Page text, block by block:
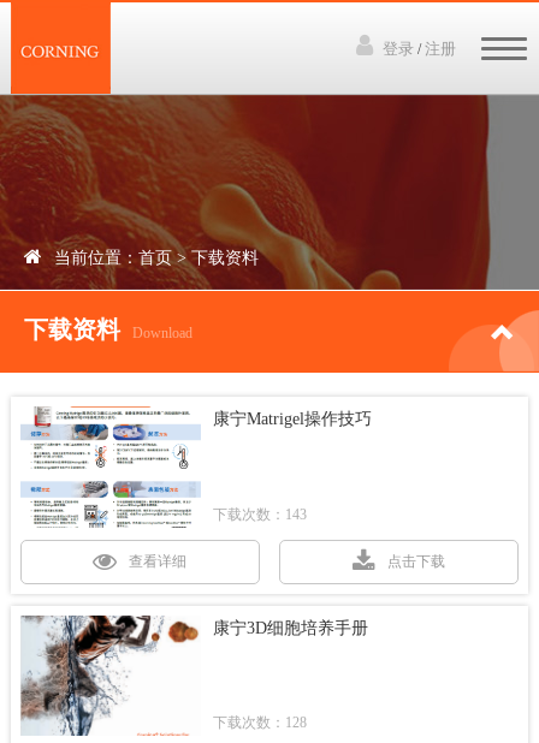
登录 /注册
产品中心
下载资料
讲座视频
当前位置：首页>下载资料
下载资料 Download
康宁Matrigel操作技巧
下载次数：143
查看详细 点击下载
康宁3D细胞培养手册
下载次数：128